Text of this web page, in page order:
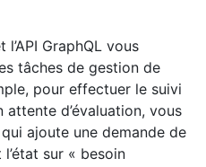
GraphQL vous
tâches de gestion de
pour effectuer le suivi
d’évaluation, vous
ajoute une demande de
sur « besoin